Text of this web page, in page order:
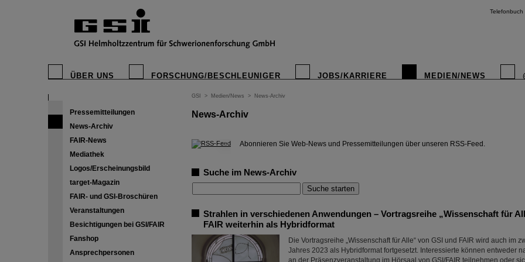
Telefonbuch
ÜBER UNS FORSCHUNG/BESCHLEUNIGER JOBS/KARRIERE MEDIEN/NEWS
Pressemitteilungen
News-Archiv
FAIR-News
Mediathek
Logos/Erscheinungsbild
target-Magazin
FAIR- und GSI-Broschüren
Veranstaltungen
Besichtigungen bei GSI/FAIR
Fanshop
Ansprechpersonen
GSI > Medien/News > News-Archiv
News-Archiv
© Abonnieren Sie Web-News und Pressemitteilungen über unseren RSS-Feed.
Suche im News-Archiv
Strahlen in verschiedenen Anwendungen – Vortragsreihe „Wissenschaft für
FAIR weiterhin als Hybridformat
Die Vortragsreihe „Wissenschaft für Alle“ von GSI und FAIR wird auch im
Jahres 2023 als Hybridformat fortgesetzt. Interessierte können entweder
an der Präsenzveranstaltung im Hörsaal von GSI/FAIR teilnehmen oder